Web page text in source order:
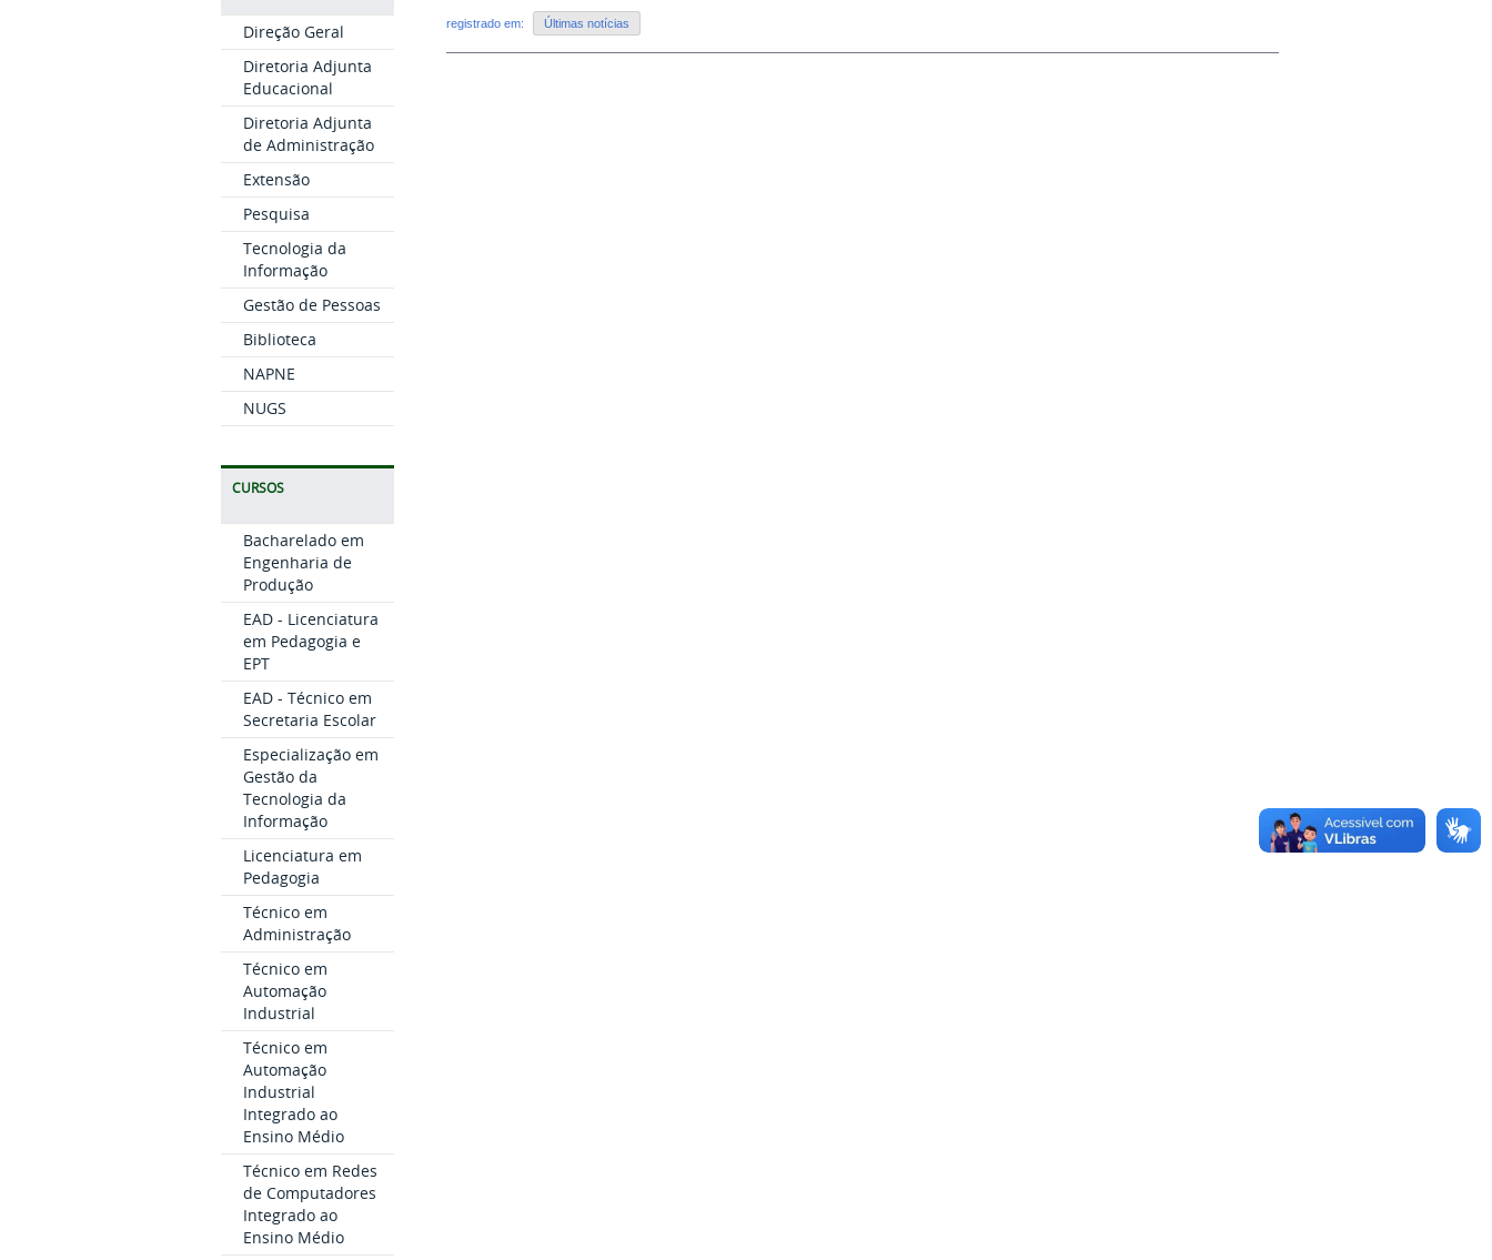
Direção Geral
Diretoria Adjunta
Educacional
Diretoria Adjunta
de Administração
Extensão
Pesquisa
Tecnologia da
Informação
Gestão de Pessoas
Biblioteca
NAPNE
NUGS
CURSOS
Bacharelado em
Engenharia de
Produção
EAD - Licenciatura
em Pedagogia e
EPT
EAD - Técnico em
Secretaria Escolar
Especialização em
Gestão da
Tecnologia da
Informação
Licenciatura em
Pedagogia
Técnico em
Administração
Técnico em
Automação
Industrial
Técnico em
Automação
Industrial
Integrado ao
Ensino Médio
Técnico em Redes
de Computadores
Integrado ao
Ensino Médio
registrado em: Últimas notícias